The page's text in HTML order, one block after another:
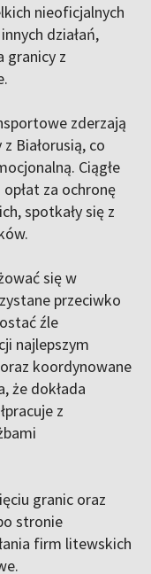
nieoficjalnych
działań,
granicy z
zderzają
Białorusią, co
Ciągłe
za ochronę
spotkały się z
się w
przeciwko
źle
najlepszym
koordynowane
że dokłada
z
granic oraz
stronie
firm litewskich